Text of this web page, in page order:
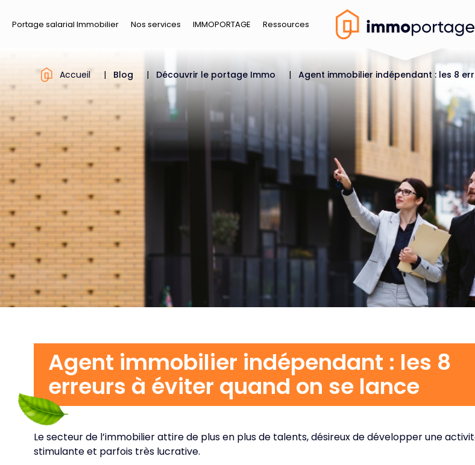
Portage salarial Immobilier Nos services IMMOPORTAGE Ressources
Accueil | Blog | Découvrir le portage Immo | Agent immobilier indépendant : les 8
Agent immobilier indépendant : les 8
erreurs à éviter quand on se lance
Le secteur de l’immobilier attire de plus en plus de talents, désireux de développer une
stimulante et parfois très lucrative.